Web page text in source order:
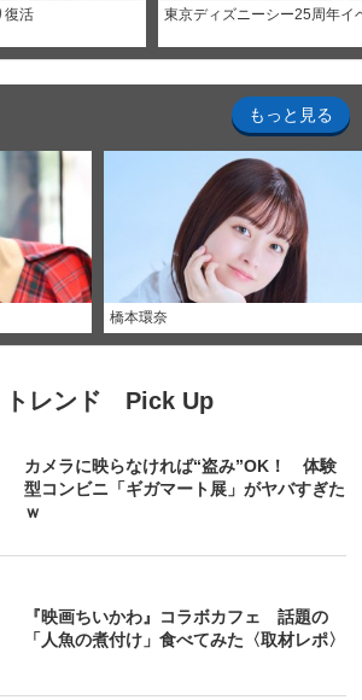
復活 東京ディズニーシー25周年イ
もっと見る
橋本環奈
トレンド Pick Up
カメラに映らなければ“盗み”OK！ 体験
型コンビニ「ギガマート展」がヤバすぎた
ｗ
『映画ちいかわ』コラボカフェ 話題の
「人魚の煮付け」食べてみた〈取材レポ〉